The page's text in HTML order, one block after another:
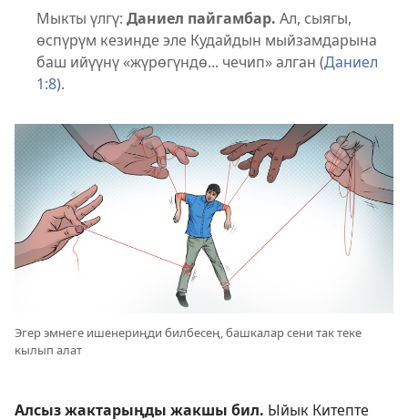
Мыкты үлгү: Даниел пайгамбар. Ал, сыягы,
өспүрүм кезинде эле Кудайдын мыйзамдарына
баш ийүүнү «жүрөгүндө... чечип» алган (Даниел
1:8).
Эгер эмнеге ишенериңди билбесең, башкалар сени так теке
кылып алат
Алсыз жактарыңды жакшы бил. Ыйык Китепте